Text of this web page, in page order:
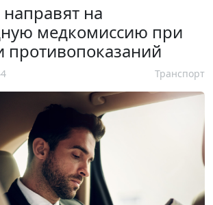
на
медкомиссию при
противопоказаний
Транспорт